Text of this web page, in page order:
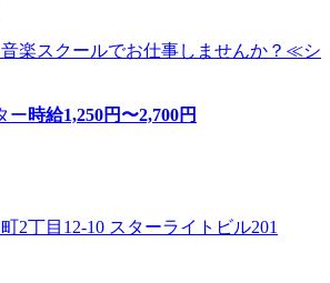
楽スクールでお仕事しませんか？≪シ
ー時給1,250円〜2,700円
2丁目12-10 スターライトビル201